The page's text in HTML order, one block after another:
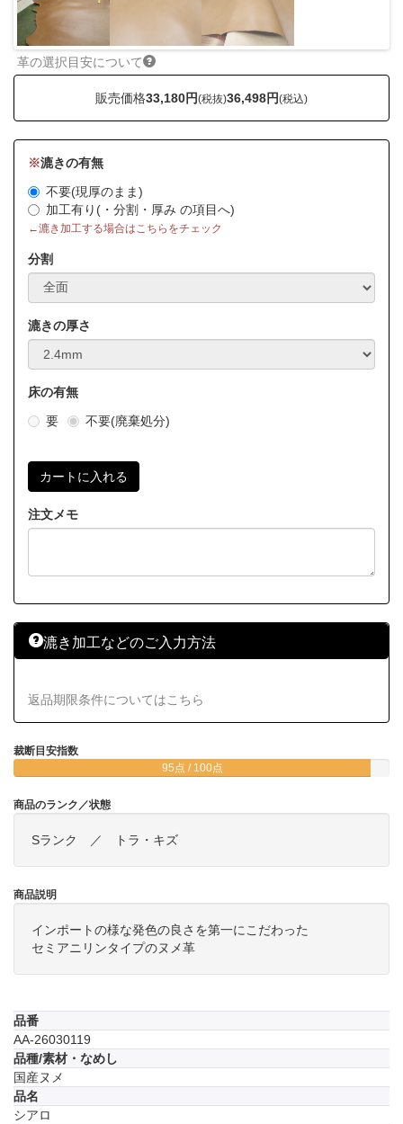
革の選択目安について
裁断目安指数
95点 / 100点
商品のランク／状態
Sランク ／ トラ・キズ
商品説明
インポートの様な発色の良さを第一にこだわった
セミアニリンタイプのヌメ革
品番
AA-26030119
品種/素材・なめし
国産ヌメ
品名
シアロ
販売価格33,180円(税抜)36,498円(税込)
※漉きの有無
不要(現厚のまま)
加工有り(・分割・厚み の項目へ)
←漉き加工する場合はこちらをチェック
分割
漉きの厚さ
床の有無
要
不要(廃棄処分)
注文メモ
漉き加工などのご入力方法
返品期限条件についてはこちら